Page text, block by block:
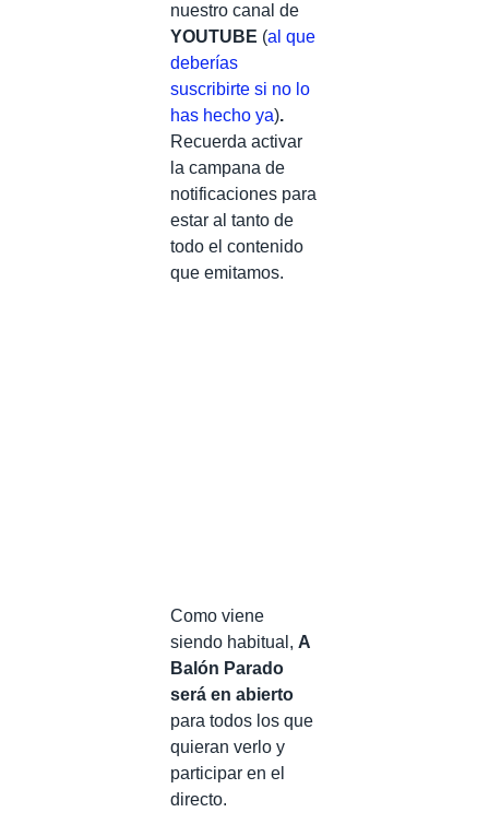
nuestro canal de
YOUTUBE (al que
deberías
suscribirte si no lo
has hecho ya).
Recuerda activar
la campana de
notificaciones para
estar al tanto de
todo el contenido
que emitamos.
Como viene
siendo habitual, A
Balón Parado
será en abierto
para todos los que
quieran verlo y
participar en el
directo.